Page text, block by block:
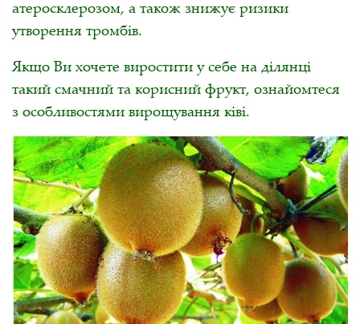
атеросклерозом, а також знижує ризики
утворення тромбів.
Якщо Ви хочете виростити у себе на ділянці
такий смачний та корисний фрукт, ознайомтеся
з особливостями вирощування ківі.